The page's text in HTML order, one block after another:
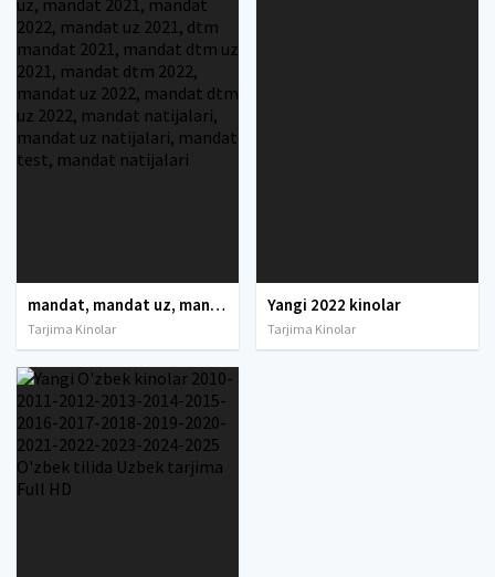
mandat, mandat uz, mandat dtm, mandat dtm uz, mandat 2021, mandat 2022, mandat uz 2021, dtm mandat 2021, mandat dtm uz 2021, mandat dtm 2022, mandat uz 2022, mandat dtm uz 2022, mandat natijalari, mandat uz natijalari, mandat test, mandat natijalari
Tarjima Kinolar
Yangi 2022 kinolar
Tarjima Kinolar